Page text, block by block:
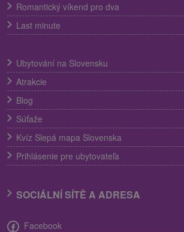
Romantický víkend pro dva
Last minute
Ubytování na Slovensku
Atrakcie
Blog
Súťaže
Kvíz Slepá mapa Slovenska
Prihlásenie pre ubytovateľa
SOCIÁLNÍ SÍTĚ A ADRESA
Facebook